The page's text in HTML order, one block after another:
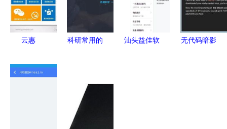
聚焦数据安
全与大数据
软件服务
快速排除问
云惠
业智能IT运
科研常用的
汕头益佳软
无代码暗影